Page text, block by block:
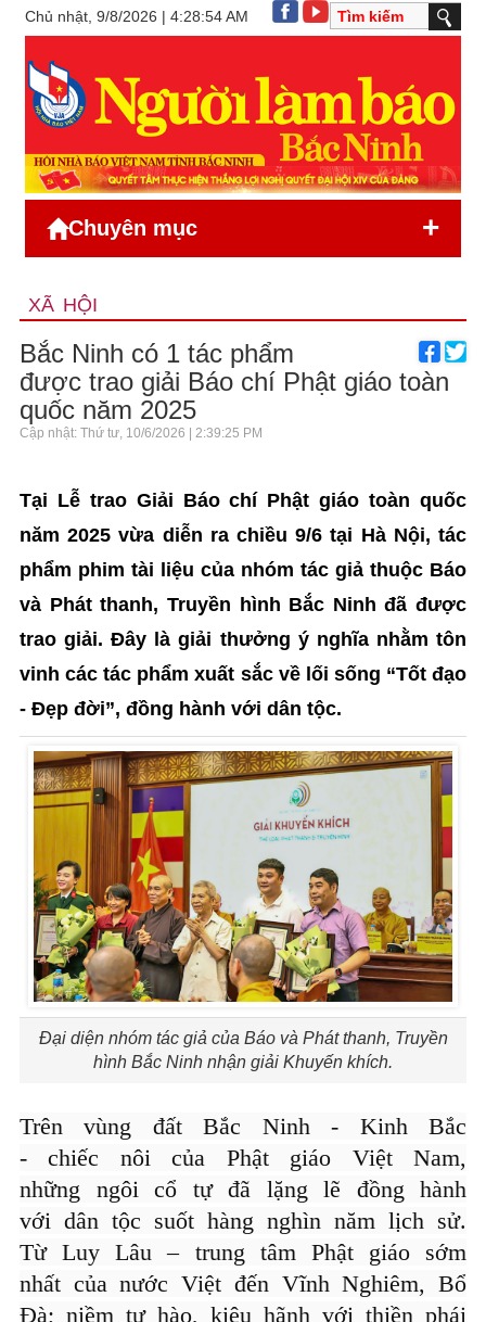
Chủ nhật, 9/8/2026 | 4:28:54 AM
Chuyên mục +
XÃ HỘI
Bắc Ninh có 1 tác phẩm
được trao giải Báo chí Phật giáo toàn
quốc năm 2025
Cập nhật: Thứ tư, 10/6/2026 | 2:39:25 PM
Tại Lễ trao Giải Báo chí Phật giáo toàn quốc
năm 2025 vừa diễn ra chiều 9/6 tại Hà Nội, tác
phẩm phim tài liệu của nhóm tác giả thuộc Báo
và Phát thanh, Truyền hình Bắc Ninh đã được
trao giải. Đây là giải thưởng ý nghĩa nhằm tôn
vinh các tác phẩm xuất sắc về lối sống “Tốt đạo
- Đẹp đời”, đồng hành với dân tộc.
Đại diện nhóm tác giả của Báo và Phát thanh, Truyền
hình Bắc Ninh nhận giải Khuyến khích.
Trên vùng đất Bắc Ninh - Kinh Bắc
- chiếc nôi của Phật giáo Việt Nam,
những ngôi cổ tự đã lặng lẽ đồng hành
với dân tộc suốt hàng nghìn năm lịch sử.
Từ Luy Lâu – trung tâm Phật giáo sớm
nhất của nước Việt đến Vĩnh Nghiêm, Bổ
Đà; niềm tự hào, kiêu hãnh với thiền phái